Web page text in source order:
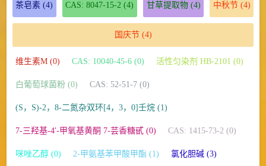
茶皂素 (4) CAS: 8047-15-2 (4) 甘草提取物(4) 中秋节(4)
国庆节(4)
维生素M (0) CAS: 10040-45-6 (0) 活性匀染剂 HB-2101 (0)
白葡萄球菌粉 (0) CAS: 52-51-7 (0)
(S，S)-2，8-二氮杂双环[4，3，0]壬烷 (1)
7-三羟基-4′-甲氧基黄酮 7-芸香糖甙 (0) CAS: 1415-73-2 (0)
咪唑乙醇 (0) 2-甲氨基苯甲酸甲酯 (1) 氯化胆碱 (3)